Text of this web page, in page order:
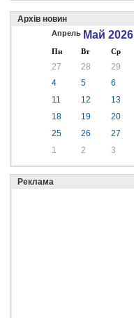
Архів новин
Апрель Май 2026
Пн Вт Ср
27 28 29
4
5 6
11
12 13
18
19 20
25
26 27
1
2 3
Реклама